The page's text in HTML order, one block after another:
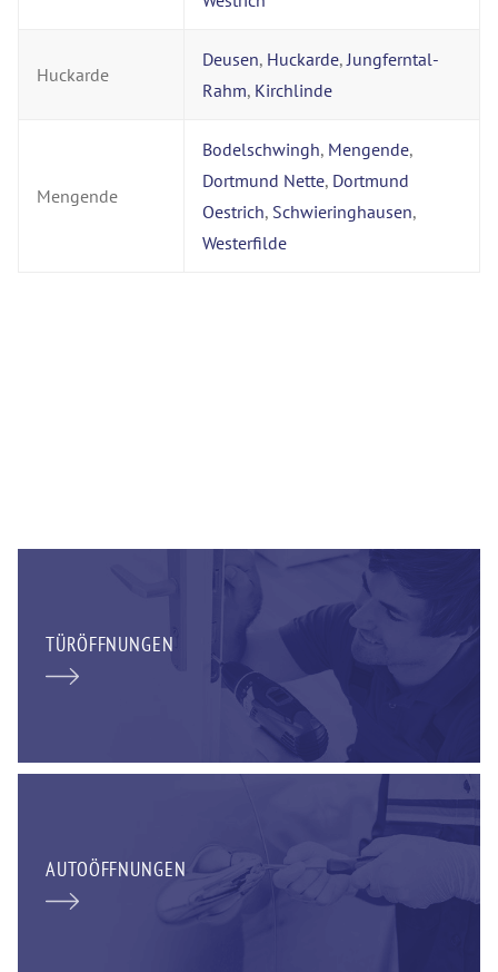
Huckarde
Deusen, Huckarde,Jungferntal-
Rahm, Kirchlinde
Mengende
Bodelschwingh, Mengende,
Dortmund Nette, Dortmund
Oestrich, Schwieringhausen,
Westerfilde
TÜRÖFFNUNGEN
AUTOÖFFNUNGEN